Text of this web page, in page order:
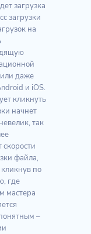
загрузка
загрузки
на
даже
и iOS.
кликнуть
начнет
так
скорости
файла,
по
где
мастера
–